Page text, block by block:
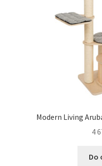
Modern Living
4
Do